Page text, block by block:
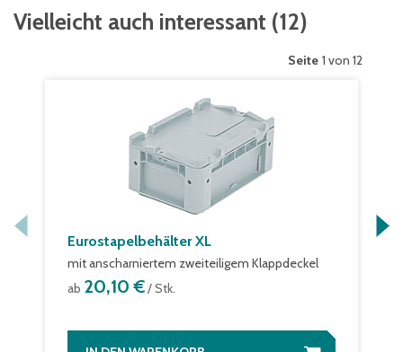
Vielleicht auch interessant (12)
Seite 1 von 12
Eurostapelbehälter XL
mit anscharniertem zweiteiligem Klappdeckel
ab 20,10 €/ Stk.